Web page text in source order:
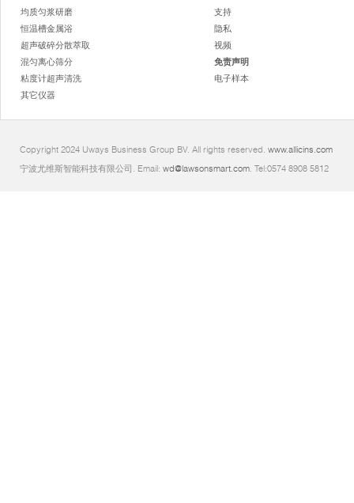
均质匀浆研磨
恒温槽金属浴
超声破碎分散萃取
混匀离心筛分
粘度计超声清洗
其它仪器
支持
隐私
视频
免责声明
电子样本
Copyright 2024 Uways Business Group BV. All rights reserved. www.allicins.com
宁波尤维斯智能科技有限公司. Email: wd@lawsonsmart.com. Tel:0574 8908 5812